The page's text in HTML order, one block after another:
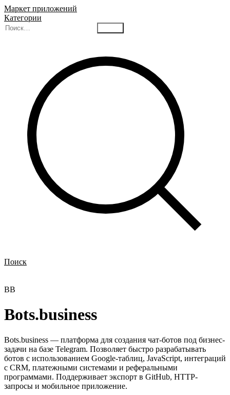
Маркет приложений
Категории
Поиск
BB
Bots.business
Bots.business — платформа для создания чат-ботов под бизнес-
задачи на базе Telegram. Позволяет быстро разрабатывать
ботов с использованием Google-таблиц, JavaScript, интеграций
с CRM, платежными системами и реферальными
программами. Поддерживает экспорт в GitHub, HTTP-
запросы и мобильное приложение.